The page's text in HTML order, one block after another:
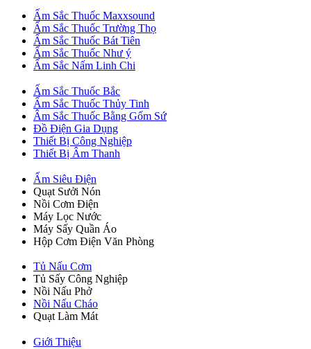
Ấm Sắc Thuốc Maxxsound
Ấm Sắc Thuốc Trường Thọ
Ấm Sắc Thuốc Bát Tiên
Ấm Sắc Thuốc Như ý
Ấm Sắc Nấm Linh Chi
Ấm Sắc Thuốc Bắc
Ấm Sắc Thuốc Thủy Tinh
Âm Sắc Thuốc Bằng Gốm Sứ
Đồ Điện Gia Dụng
Thiết Bị Công Nghiệp
Thiết Bị Âm Thanh
Ấm Siêu Điện
Quạt Sưởi Nón
Nồi Cơm Điện
Máy Lọc Nước
Máy Sấy Quần Áo
Hộp Cơm Điện Văn Phòng
Tủ Nấu Cơm
Tủ Sấy Công Nghiệp
Nồi Nấu Phở
Nồi Nấu Cháo
Quạt Làm Mát
Giới Thiệu